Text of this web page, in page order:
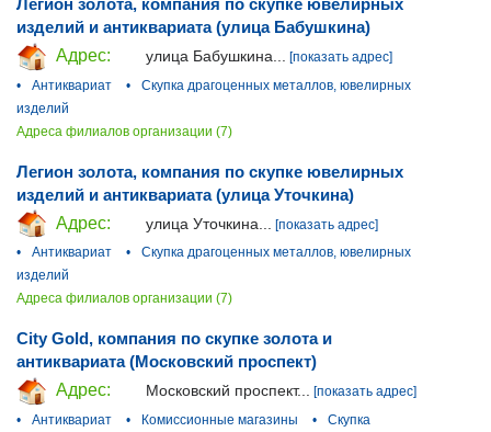
Легион золота, компания по скупке ювелирных
изделий и антиквариата (улица Бабушкина)
Адрес:
улица Бабушкина...
[показать адрес]
•
Антиквариат •
Скупка драгоценных металлов, ювелирных
изделий
Адреса филиалов организации (7)
Легион золота, компания по скупке ювелирных
изделий и антиквариата (улица Уточкина)
Адрес:
улица Уточкина...
[показать адрес]
•
Антиквариат •
Скупка драгоценных металлов, ювелирных
изделий
Адреса филиалов организации (7)
City Gold, компания по скупке золота и
антиквариата (Московский проспект)
Адрес:
Московский проспект... [показать адрес]
•
Антиквариат • Комиссионные магазины •
Скупка